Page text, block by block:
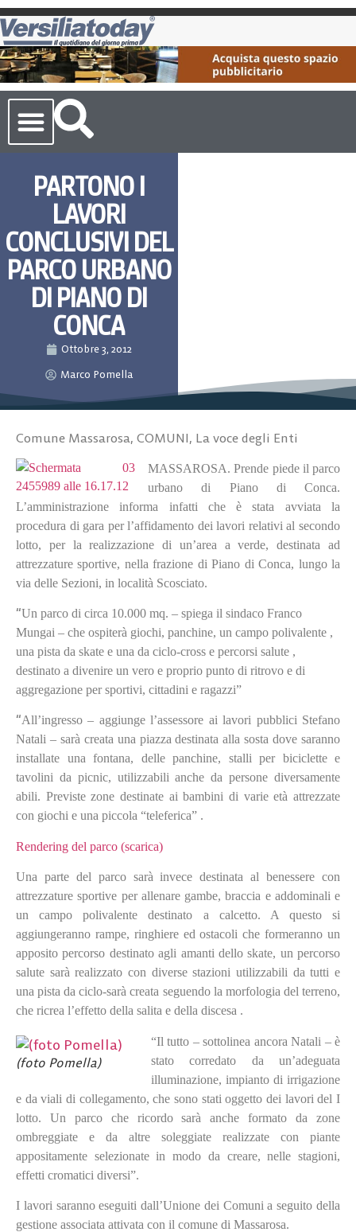
PARTONO I
LAVORI
CONCLUSIVI DEL
PARCO URBANO
DI PIANO DI
CONCA
Ottobre 3, 2012
Marco Pomella
Comune Massarosa, COMUNI, La voce degli Enti
MASSAROSA. Prende piede il parco
urbano di Piano di Conca.
L’amministrazione informa infatti che è stata avviata la
procedura di gara per l’affidamento dei lavori relativi al secondo
lotto, per la realizzazione di un’area a verde, destinata ad
attrezzature sportive, nella frazione di Piano di Conca, lungo la
via delle Sezioni, in località Scosciato.
“Un parco di circa 10.000 mq. – spiega il sindaco Franco
Mungai – che ospiterà giochi, panchine, un campo polivalente ,
una pista da skate e una da ciclo-cross e percorsi salute ,
destinato a divenire un vero e proprio punto di ritrovo e di
aggregazione per sportivi, cittadini e ragazzi”
“All’ingresso – aggiunge l’assessore ai lavori pubblici Stefano
Natali – sarà creata una piazza destinata alla sosta dove saranno
installate una fontana, delle panchine, stalli per biciclette e
tavolini da picnic, utilizzabili anche da persone diversamente
abili. Previste zone destinate ai bambini di varie età attrezzate
con giochi e una piccola “teleferica” .
Rendering del parco (scarica)
Una parte del parco sarà invece destinata al benessere con
attrezzature sportive per allenare gambe, braccia e addominali e
un campo polivalente destinato a calcetto. A questo si
aggiungeranno rampe, ringhiere ed ostacoli che formeranno un
apposito percorso destinato agli amanti dello skate, un percorso
salute sarà realizzato con diverse stazioni utilizzabili da tutti e
una pista da ciclo-sarà creata seguendo la morfologia del terreno,
che ricrea l’effetto della salita e della discesa .
(foto Pomella)
“Il tutto – sottolinea ancora Natali – è
stato corredato da un’adeguata
illuminazione, impianto di irrigazione
e da viali di collegamento, che sono stati oggetto dei lavori del I
lotto. Un parco che ricordo sarà anche formato da zone
ombreggiate e da altre soleggiate realizzate con piante
appositamente selezionate in modo da creare, nelle stagioni,
effetti cromatici diversi”.
I lavori saranno eseguiti dall’Unione dei Comuni a seguito della
gestione associata attivata con il comune di Massarosa.